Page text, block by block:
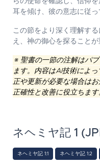
耳を傾け、彼の意志に従っ
この節をより深く理解す
え、神の御心を探ることが
※ 聖書の一節の注解はパ
ます。内容はAI技術によ
正や更新が必要な場合は
正確性と改善に役立ちます
ネヘミヤ記 1
ネヘミヤ記 1:1 ネヘミヤ記 1:2